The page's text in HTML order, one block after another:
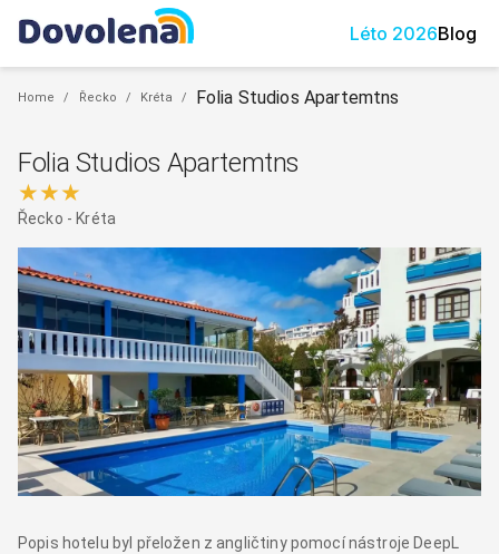
Léto 2026Blog
Home / Řecko / Kréta / Folia Studios Apartemtns
Folia Studios Apartemtns
★★★
Řecko - Kréta
Popis hotelu byl přeložen z angličtiny pomocí nástroje DeepL